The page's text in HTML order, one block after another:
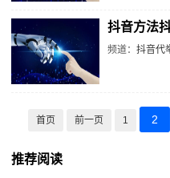
抖音方法
频道： 抖音代
首页 前一页 1 2
推荐阅读